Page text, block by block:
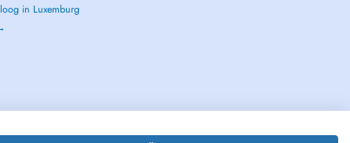
in Luxemburg